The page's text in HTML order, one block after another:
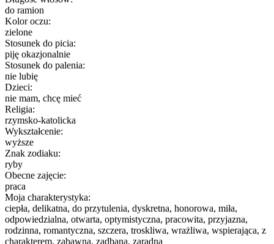
do ramion
Kolor oczu:
zielone
Stosunek do picia:
piję okazjonalnie
Stosunek do palenia:
nie lubię
Dzieci:
nie mam, chcę mieć
Religia:
rzymsko-katolicka
Wykształcenie:
wyższe
Znak zodiaku:
ryby
Obecne zajęcie:
praca
Moja charakterystyka:
ciepła, delikatna, do przytulenia, dyskretna, honorowa, miła,
odpowiedzialna, otwarta, optymistyczna, pracowita, przyjazna,
rodzinna, romantyczna, szczera, troskliwa, wrażliwa, wspierająca, z
charakterem, zabawna, zadbana, zaradna